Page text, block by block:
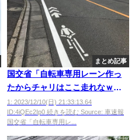
まとめ記事
国交省「自転車専用レーン作っ
たからチャリはここ走れなｗｗ
ｗ」
1: 2023/12/10(日) 21:33:13.64
ID:4iQEc2Ip0 続きを読む Source: 車速報
国交省「自転車専用レ...